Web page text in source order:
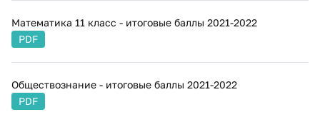
Математика 11 класс - итоговые баллы 2021-2022
PDF
Обществознание - итоговые баллы 2021-2022
PDF